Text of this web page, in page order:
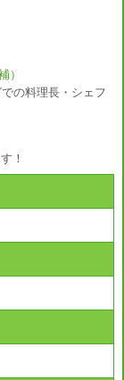
）
の料理長・シェフ
！